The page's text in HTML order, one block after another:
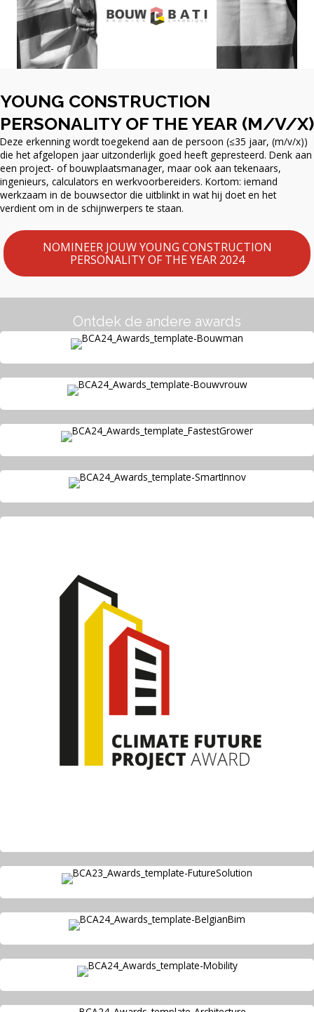
YOUNG CONSTRUCTION
PERSONALITY OF THE YEAR (M/V/X)
Deze erkenning wordt toegekend aan de persoon (≤35 jaar, (m/v/x))
die het afgelopen jaar uitzonderlijk goed heeft gepresteerd. Denk aan
een project- of bouwplaatsmanager, maar ook aan tekenaars,
ingenieurs, calculators en werkvoorbereiders. Kortom: iemand
werkzaam in de bouwsector die uitblinkt in wat hij doet en het
verdient om in de schijnwerpers te staan.
NOMINEER JOUW YOUNG CONSTRUCTION
PERSONALITY OF THE YEAR 2024
Ontdek de andere awards